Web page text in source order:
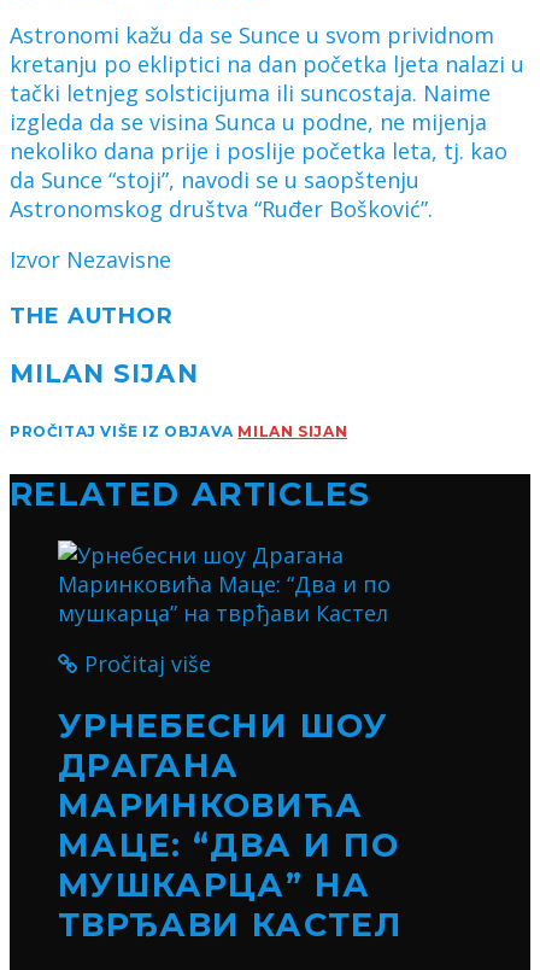
Astronomi kažu da se Sunce u svom prividnom
kretanju po ekliptici na dan početka ljeta nalazi u
tački letnjeg solsticijuma ili suncostaja. Naime
izgleda da se visina Sunca u podne, ne mijenja
nekoliko dana prije i poslije početka leta, tj. kao
da Sunce “stoji”, navodi se u saopštenju
Astronomskog društva “Ruđer Bošković”.
Izvor Nezavisne
THE AUTHOR
MILAN SIJAN
PROČITAJ VIŠE IZ OBJAVA MILAN SIJAN
RELATED ARTICLES
Pročitaj više
УРНЕБЕСНИ ШОУ
ДРАГАНА
МАРИНКОВИЋА
МАЦЕ: “ДВА И ПО
МУШКАРЦА” НА
ТВРЂАВИ КАСТЕЛ